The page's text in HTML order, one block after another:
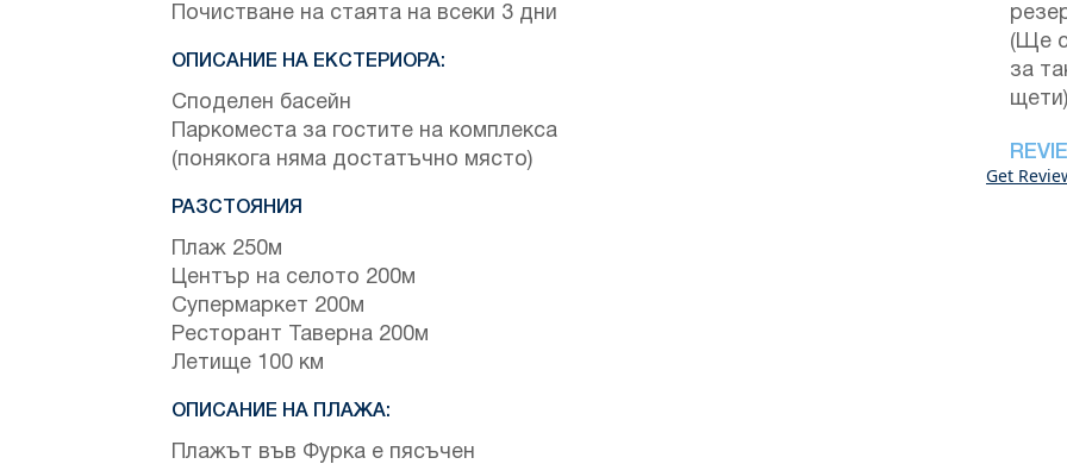
Почистване на стаята на всеки 3 дни
ОПИСАНИЕ НА ЕКСТЕРИОРА:
Споделен басейн
Паркоместа за гостите на комплекса
(понякога няма достатъчно място)
РАЗСТОЯНИЯ
Плаж 250м
Център на селото 200м
Супермаркет 200м
Ресторант Таверна 200м
Летище 100 км
ОПИСАНИЕ НА ПЛАЖА:
Плажът във Фурка е пясъчен
(Ще
за
щети)
Get